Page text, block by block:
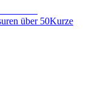
über 50Kurze